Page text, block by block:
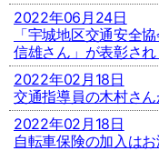
2022年06月24日
「宇城地区交通安全
信雄さん」が表彰され
2022年02月18日
交通指導員の木村さ
2022年02月18日
自転車保険の加入は